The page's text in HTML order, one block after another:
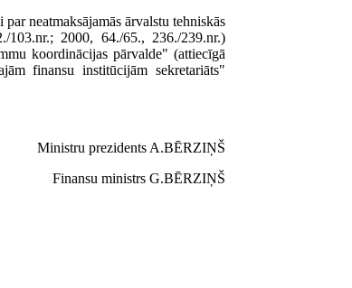
neatmaksājamās ārvalstu tehniskās
2000, 64./65., 236./239.nr.)
koordinācijas pārvalde" (attiecīgā
finansu institūcijām sekretariāts"
Ministru prezidents A.BĒRZIŅŠ
Finansu ministrs G.BĒRZIŅŠ